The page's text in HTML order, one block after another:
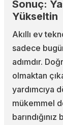
Sonuç:
Yükseltin
Akıllı ev
sadece
adımdır.
olmaktan
yardımcıya
mükemmel